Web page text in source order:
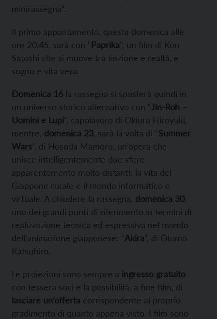
minirassegna”.
Il primo appuntamento, questa domenica alle
ore 20.45, sarà con “Paprika”, un film di Kon
Satoshi che si muove tra finzione e realtà, e
sogno e vita vera.
Domenica 16 la rassegna si sposterà quindi in
un universo storico alternativo con “Jin-Roh –
Uomini e Lupi”, capolavoro di Okiura Hiroyuki,
mentre, domenica 23 , sarà la volta di “Summer
Wars”, di Hosoda Mamoru, un’opera che
unisce intelligentemente due sfere
apparentemente molto distanti: la vita del
Giappone rurale e il mondo informatico e
virtuale. A chiudere la rassegna, domenica 30
uno dei grandi punti di riferimento in termini di
realizzazione tecnica ed espressiva nel mondo
dell’animazione giapponese: “Akira”, di Ōtomo
Katsuhiro.
Le proiezioni sono sempre a ingresso gratuito
con tessera soci e la possibilità, a fine film, di
lasciare un’offerta corrispondente al proprio
gradimento di quanto appena visto. I film sono